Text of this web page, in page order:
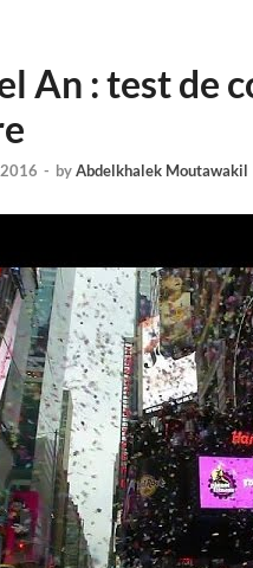
An : test de
- byAbdelkhalek Moutawakil